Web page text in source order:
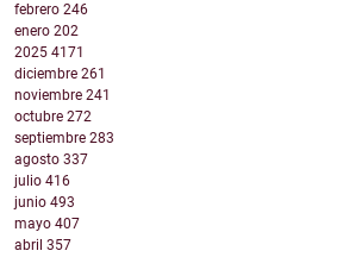
febrero 246
enero 202
2025 4171
diciembre 261
noviembre 241
octubre 272
septiembre 283
agosto 337
julio 416
junio 493
mayo 407
abril 357